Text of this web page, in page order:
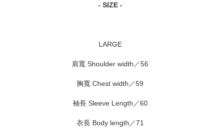
- SIZE -
LARGE
肩寬 Shoulder width／56
胸寬 Chest width／59
袖長 Sleeve Length／60
衣長 Body length／71